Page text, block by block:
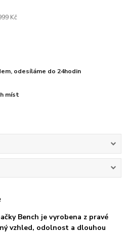
Kč
odesíláme do 24hodin
míst
Bench je vyrobena z pravé
vzhled, odolnost a dlouhou